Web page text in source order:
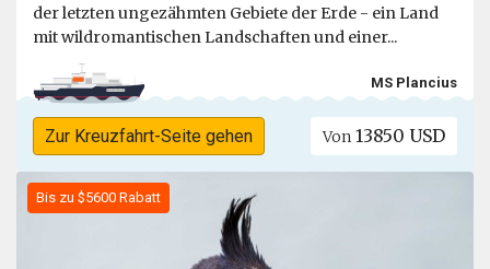
der letzten ungezähmten Gebiete der Erde - ein Land
mit wildromantischen Landschaften und einer...
MS Plancius
Zur Kreuzfahrt-Seite gehen Von 13850 USD
Bis zu $5600 Rabatt